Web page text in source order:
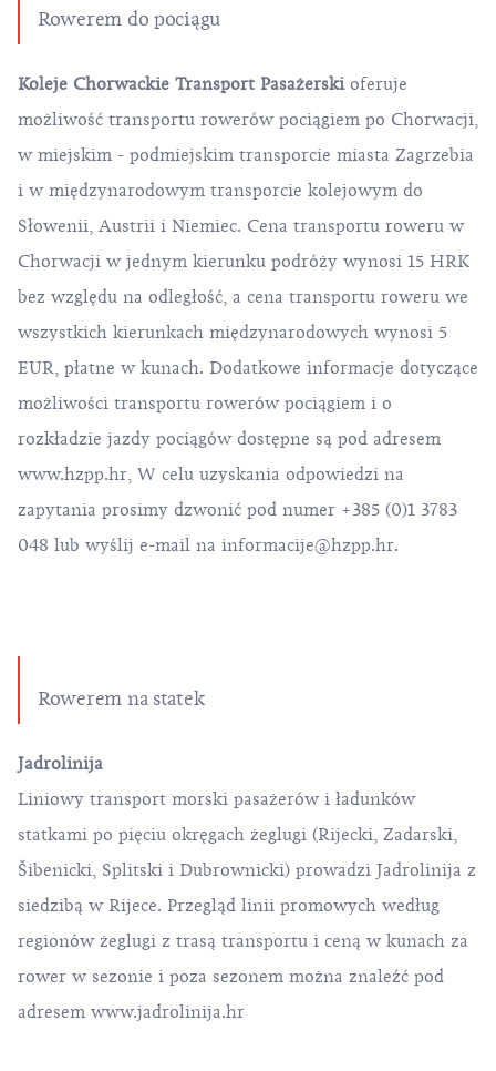
Rowerem do pociągu
Koleje Chorwackie Transport Pasażerski oferuje
możliwość transportu rowerów pociągiem po Chorwacji,
w miejskim - podmiejskim transporcie miasta Zagrzebia
i w międzynarodowym transporcie kolejowym do
Słowenii, Austrii i Niemiec. Cena transportu roweru w
Chorwacji w jednym kierunku podróży wynosi 15 HRK
bez względu na odległość, a cena transportu roweru we
wszystkich kierunkach międzynarodowych wynosi 5
EUR, płatne w kunach. Dodatkowe informacje dotyczące
możliwości transportu rowerów pociągiem i o
rozkładzie jazdy pociągów dostępne są pod adresem
www.hzpp.hr, W celu uzyskania odpowiedzi na
zapytania prosimy dzwonić pod numer +385 (0)1 3783
048 lub wyślij e-mail na informacije@hzpp.hr.
Rowerem na statek
Jadrolinija
Liniowy transport morski pasażerów i ładunków
statkami po pięciu okręgach żeglugi (Rijecki, Zadarski,
Šibenicki, Splitski i Dubrownicki) prowadzi Jadrolinija z
siedzibą w Rijece. Przegląd linii promowych według
regionów żeglugi z trasą transportu i ceną w kunach za
rower w sezonie i poza sezonem można znaleźć pod
adresem www.jadrolinija.hr